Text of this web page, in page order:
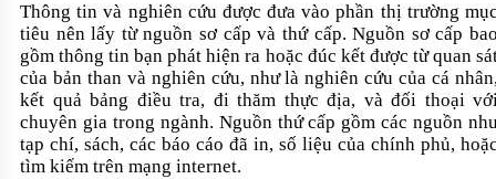
Thông tin và nghiên cứu được đưa vào phần thị trường
tiêu nên lấy từ nguồn sơ cấp và thứ cấp. Nguồn sơ cấp
gồm thông tin bạn phát hiện ra hoặc đúc kết được từ quan
của bản than và nghiên cứu, như là nghiên cứu của cá
kết quả bảng điều tra, đi thăm thực địa, và đối thoại
chuyên gia trong ngành. Nguồn thứ cấp gồm các nguồn
tạp chí, sách, các báo cáo đã in, số liệu của chính phủ,
tìm kiếm trên mạng internet.